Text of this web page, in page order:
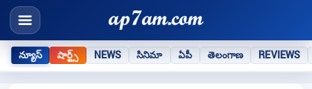
న్యూస్ షార్ట్స్ NEWS సినిమా ఏపీ తెలంగాణ REVIEWS